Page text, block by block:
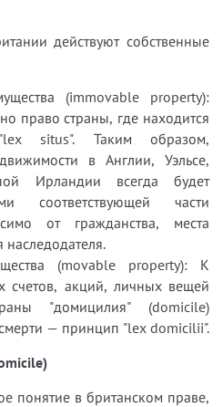
действуют собственные
(immovable property):
право страны, где находится
situs". Таким образом,
в Англии, Уэльсе,
Ирландии всегда будет
соответствующей части
от гражданства, места
(movable property): К
счетов, акций, личных вещей
"домицилия" (domicile)
— принцип "lex domicilii".
понятие в британском праве,